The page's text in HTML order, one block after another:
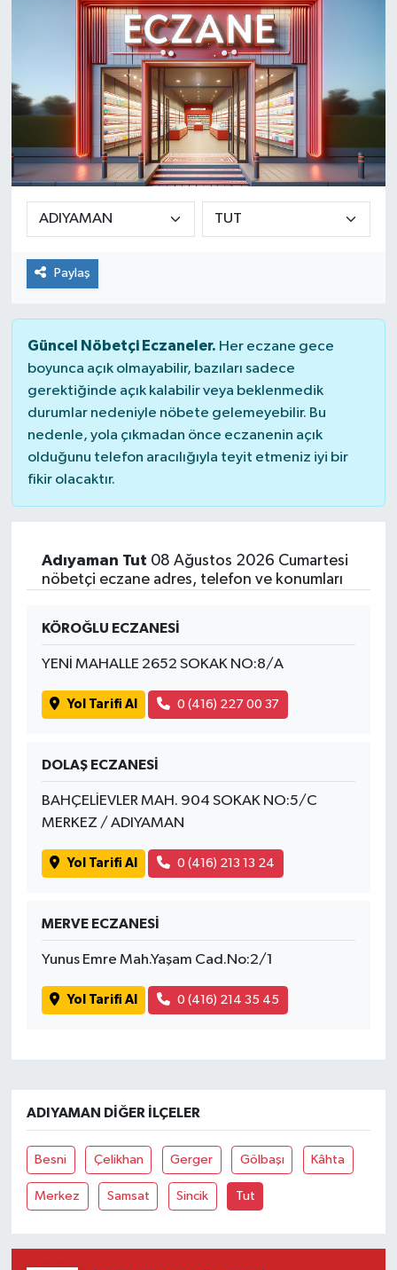
Paylaş
Güncel Nöbetçi Eczaneler. Her eczane gece
boyunca açık olmayabilir, bazıları sadece
gerektiğinde açık kalabilir veya beklenmedik
durumlar nedeniyle nöbete gelemeyebilir. Bu
nedenle, yola çıkmadan önce eczanenin açık
olduğunu telefon aracılığıyla teyit etmeniz iyi bir
fikir olacaktır.
Adıyaman Tut 08 Ağustos 2026 Cumartesi
nöbetçi eczane adres, telefon ve konumları
KÖROĞLU ECZANESİ
YENİ MAHALLE 2652 SOKAK NO:8/A
Yol Tarifi Al 0 (416) 227 00 37
DOLAŞ ECZANESİ
BAHÇELİEVLER MAH. 904 SOKAK NO:5/C
MERKEZ / ADIYAMAN
Yol Tarifi Al 0 (416) 213 13 24
MERVE ECZANESİ
Yunus Emre Mah.Yaşam Cad.No:2/1
Yol Tarifi Al 0 (416) 214 35 45
ADIYAMAN DIĞER İLÇELER
Besni Çelikhan Gerger Gölbaşı Kâhta
Merkez Samsat Sincik Tut
SINAVLAR
YARIŞMA/ETKİNLİKLER
AKADEMİK/BİLİM
MEVZUAT/KARARLAR